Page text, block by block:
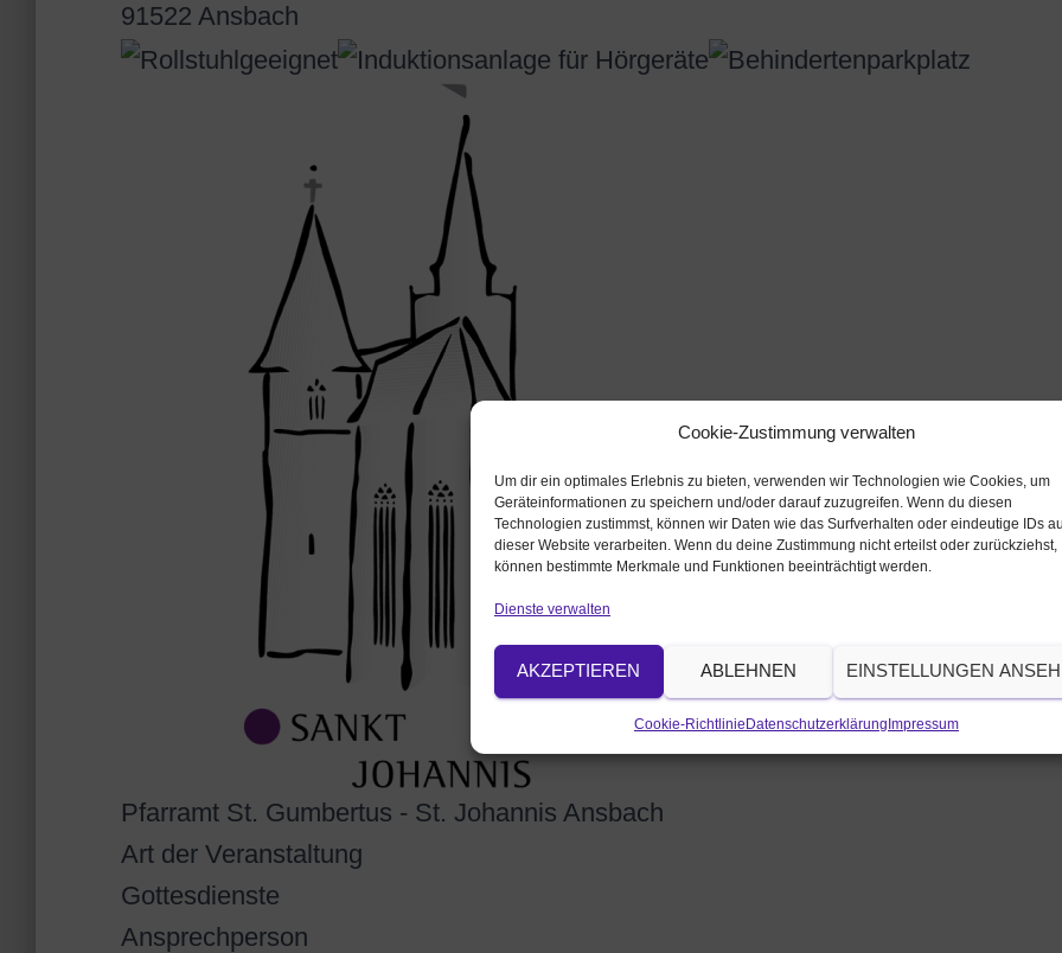
Cookie-Zustimmung verwalten
Um dir ein optimales Erlebnis zu bieten, verwenden wir Technologien wie Cookies, um
Geräteinformationen zu speichern und/oder darauf zuzugreifen. Wenn du diesen
Technologien zustimmst, können wir Daten wie das Surfverhalten oder eindeutige IDs
dieser Website verarbeiten. Wenn du deine Zustimmung nicht erteilst oder zurückziehst,
können bestimmte Merkmale und Funktionen beeinträchtigt werden.
Dienste verwalten
AKZEPTIEREN ABLEHNEN EINSTELLUNGEN
Cookie-RichtlinieDatenschutzerklärungImpressum
91522 Ansbach
Pfarramt St. Gumbertus - St. Johannis Ansbach
Art der Veranstaltung
Gottesdienste
Ansprechperson